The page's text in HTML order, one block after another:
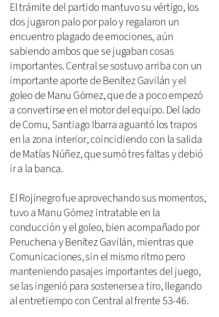
El trámite del partido mantuvo su vértigo, los
dos jugaron palo por palo y regalaron un
encuentro plagado de emociones, aún
sabiendo ambos que se jugaban cosas
importantes. Central se sostuvo arriba con un
importante aporte de Benítez Gavilán y el
goleo de Manu Gómez, que de a poco empezó
a convertirse en el motor del equipo. Del lado
de Comu, Santiago Ibarra aguantó los trapos
en la zona interior, coincidiendo con la salida
de Matías Núñez, que sumó tres faltas y debió
ir a la banca.
El Rojinegro fue aprovechando sus momentos,
tuvo a Manu Gómez intratable en la
conducción y el goleo, bien acompañado por
Peruchena y Benítez Gavilán, mientras que
Comunicaciones, sin el mismo ritmo pero
manteniendo pasajes importantes del juego,
se las ingenió para sostenerse a tiro, llegando
al entretiempo con Central al frente 53-46.